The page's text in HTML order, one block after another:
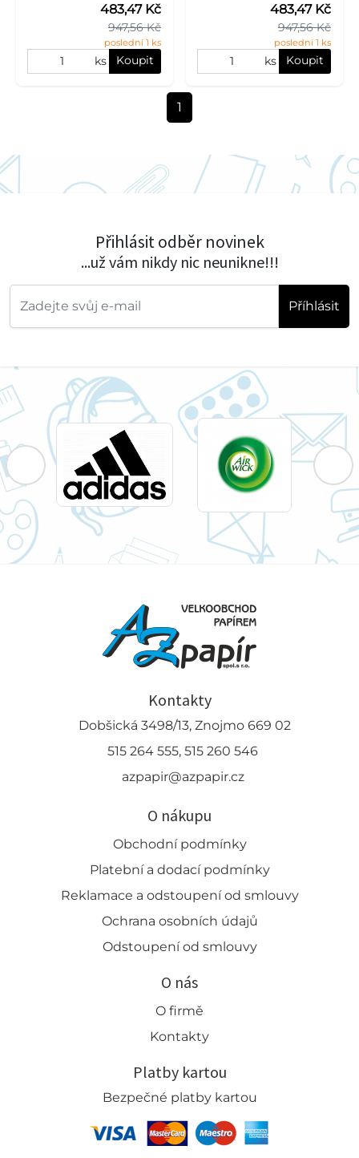
947,56 Kč
483,47 Kč
poslední 1 ks
ks Koupit
947,56 Kč
483,47 Kč
poslední 1 ks
ks Koupit
1
Přihlásit odběr novinek
...už vám nikdy nic neunikne!!!
Příhlásit
Kontakty
Dobšická 3498/13, Znojmo 669 02
515 264 555, 515 260 546
azpapir@azpapir.cz
O nákupu
Obchodní podmínky
Platební a dodací podmínky
Reklamace a odstoupení od smlouvy
Ochrana osobních údajů
Odstoupení od smlouvy
O nás
O firmě
Kontakty
Platby kartou
Bezpečné platby kartou